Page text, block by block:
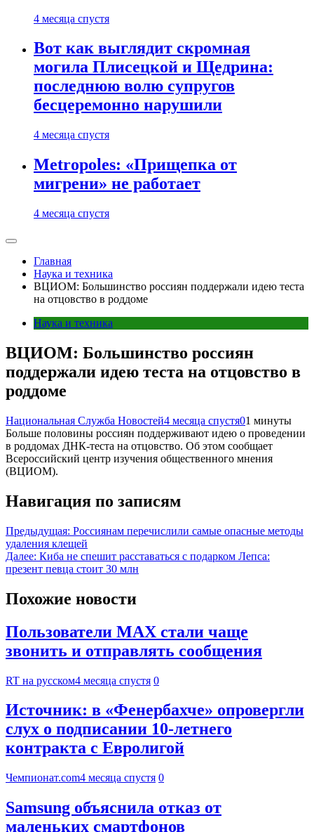
4 месяца спустя
Вот как выглядит скромная
могила Плисецкой и Щедрина:
последнюю волю супругов
бесцеремонно нарушили
4 месяца спустя
Metropoles: «Прищепка от
мигрени» не работает
4 месяца спустя
Главная
Наука и техника
ВЦИОМ: Большинство россиян поддержали идею теста
на отцовство в роддоме
Наука и техника
ВЦИОМ: Большинство россиян
поддержали идею теста на отцовство в
роддоме
Национальная Служба Новостей4 месяца спустя01 минуты
Больше половины россиян поддерживают идею о проведении
в роддомах ДНК-теста на отцовство. Об этом сообщает
Всероссийский центр изучения общественного мнения
(ВЦИОМ).
Навигация по записям
Предыдущая: Россиянам перечислили самые опасные методы
удаления клещей
Далее: Киба не спешит расставаться с подарком Лепса:
презент певца стоит 30 млн
Похожие новости
Пользователи MAX стали чаще
звонить и отправлять сообщения
RT на русском4 месяца спустя 0
Источник: в «Фенербахче» опровергли
слух о подписании 10-летнего
контракта с Евролигой
Чемпионат.com4 месяца спустя 0
Samsung объяснила отказ от
маленьких смартфонов